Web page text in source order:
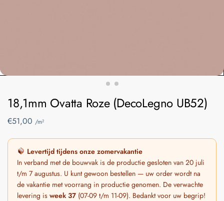
18,1mm Ovatta Roze (DecoLegno UB52)
€51,00 /m²
Levertijd tijdens onze zomervakantie
In verband met de bouwvak is de productie gesloten van 20 juli
t/m 7 augustus. U kunt gewoon bestellen — uw order wordt na
de vakantie met voorrang in productie genomen. De verwachte
levering is week 37 (07-09 t/m 11-09). Bedankt voor uw begrip!